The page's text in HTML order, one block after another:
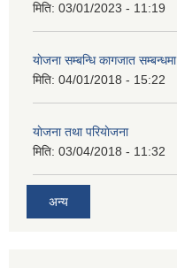
मिति: 03/01/2023 - 11:19
याेजना सम्बन्धि कागजात सम्बन्धमा
मिति: 04/01/2018 - 15:22
याेजना तथा परियाेजना
मिति: 03/04/2018 - 11:32
अन्य